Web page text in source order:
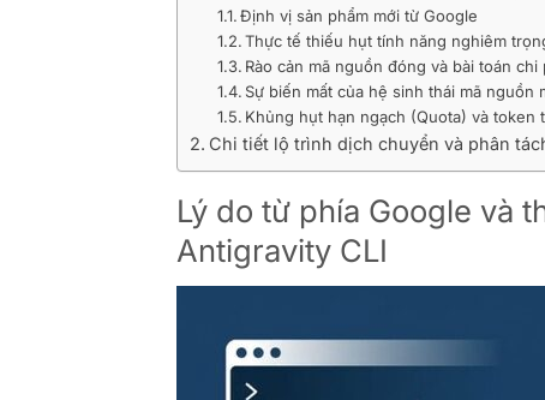
Định vị sản phẩm mới từ Google
Thực tế thiếu hụt tính năng nghiêm
Rào cản mã nguồn đóng và bài toán
Sự biến mất của hệ sinh thái mã nguồn
Khủng hụt hạn ngạch (Quota) và token
Chi tiết lộ trình dịch chuyển và phân
Lý do từ phía Google và
Antigravity CLI